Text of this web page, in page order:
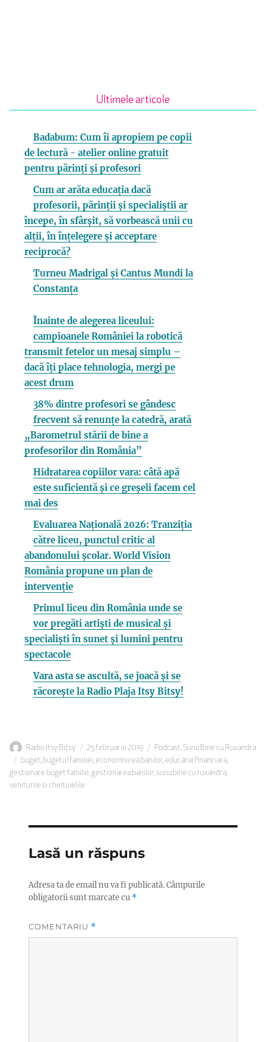
Ultimele articole
Badabum: Cum îi apropiem pe copii
de lectură - atelier online gratuit
pentru părinți și profesori
Cum ar arăta educația dacă
profesorii, părinții și specialiștii ar
începe, în sfârșit, să vorbească unii cu
alții, în înțelegere și acceptare
reciprocă?
Turneu Madrigal și Cantus Mundi la
Constanța
Înainte de alegerea liceului:
campioanele României la robotică
transmit fetelor un mesaj simplu –
dacă îți place tehnologia, mergi pe
acest drum
38% dintre profesori se gândesc
frecvent să renunțe la catedră, arată
„Barometrul stării de bine a
profesorilor din România”
Hidratarea copiilor vara: câtă apă
este suficientă și ce greșeli facem cel
mai des
Evaluarea Națională 2026: Tranziția
către liceu, punctul critic al
abandonului școlar. World Vision
România propune un plan de
intervenție
Primul liceu din România unde se
vor pregăti artiști de musical și
specialiști în sunet și lumini pentru
spectacole
Vara asta se ascultă, se joacă și se
răcorește la Radio Plaja Itsy Bitsy!
Autor
Radio Itsy Bitsy
Publicat
pe
25 februarie 2019 Categorii
Podcast,Suna Bine cu Ruxandra
Etichete
buget, bugetul familiei,economisirea banilor,educatie financiara,
gestionare buget familie,gestionarea banilor, suna bine cu ruxandra,
veniturile si cheltuielile
Lasă un răspuns
Adresa ta de email nu va fi publicată.Câmpurile
obligatorii sunt marcate cu *
COMENTARIU *